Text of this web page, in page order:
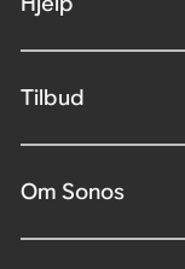
Tilbud
Om Sonos